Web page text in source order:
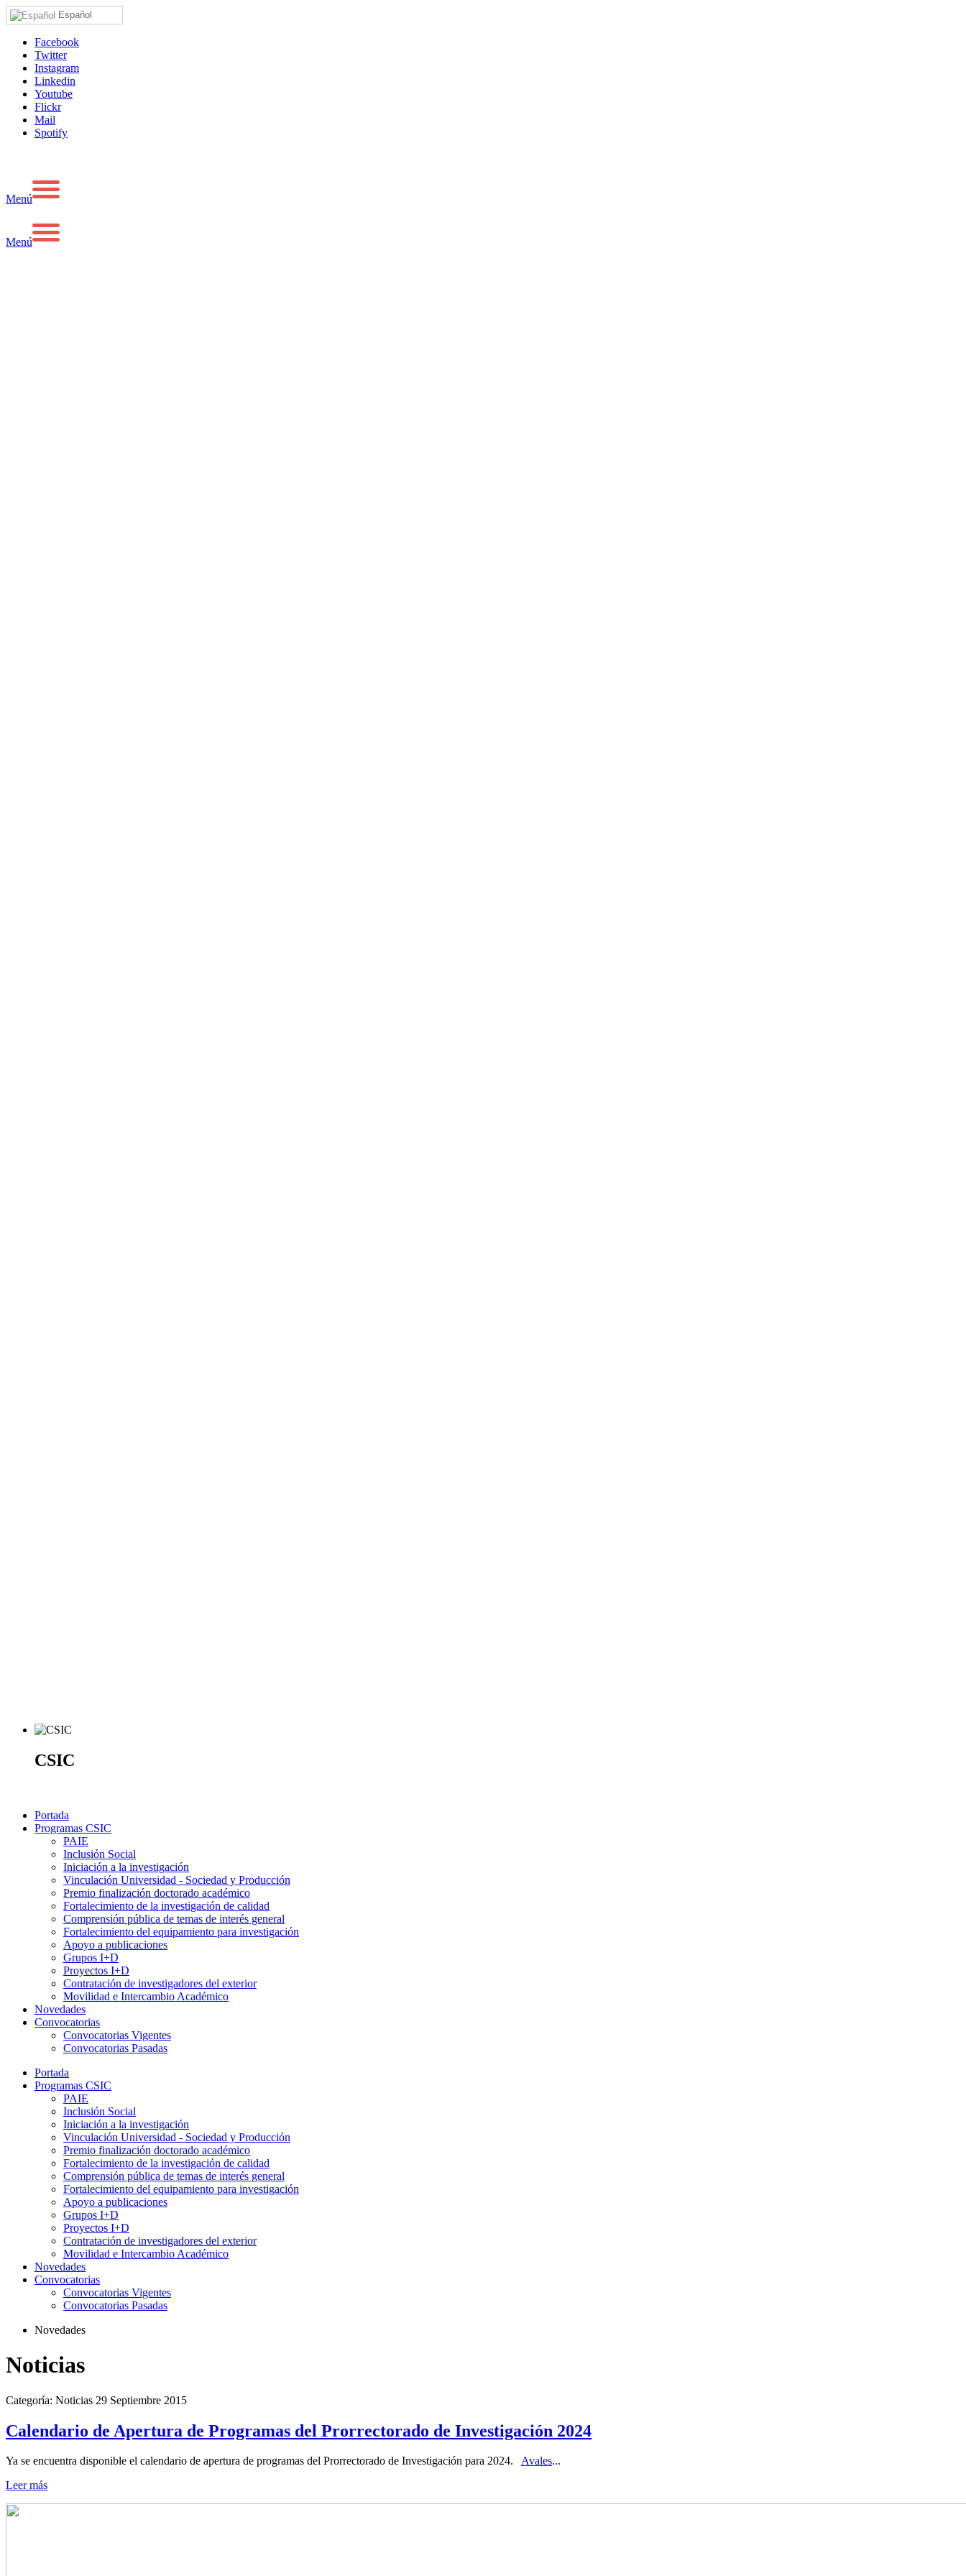
Español
Facebook
Twitter
Instagram
Linkedin
Youtube
Flickr
Mail
Spotify
Menú
Menú
CSIC
Portada
Programas CSIC
PAIE
Inclusión Social
Iniciación a la investigación
Vinculación Universidad - Sociedad y Producción
Premio finalización doctorado académico
Fortalecimiento de la investigación de calidad
Comprensión pública de temas de interés general
Fortalecimiento del equipamiento para investigación
Apoyo a publicaciones
Grupos I+D
Proyectos I+D
Contratación de investigadores del exterior
Movilidad e Intercambio Académico
Novedades
Convocatorias
Convocatorias Vigentes
Convocatorias Pasadas
Portada
Programas CSIC
PAIE
Inclusión Social
Iniciación a la investigación
Vinculación Universidad - Sociedad y Producción
Premio finalización doctorado académico
Fortalecimiento de la investigación de calidad
Comprensión pública de temas de interés general
Fortalecimiento del equipamiento para investigación
Apoyo a publicaciones
Grupos I+D
Proyectos I+D
Contratación de investigadores del exterior
Movilidad e Intercambio Académico
Novedades
Convocatorias
Convocatorias Vigentes
Convocatorias Pasadas
Novedades
Noticias
Categoría: Noticias 29 Septiembre 2015
Calendario de Apertura de Programas del Prorrectorado de Investigación 2024
Ya se encuentra disponible el calendario de apertura de programas del Prorrectorado de Investigación para 2024. Avales...
Leer más